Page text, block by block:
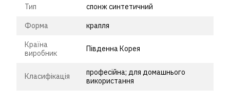
Тип спонж синтетичний
Форма крапля
Країна
виробник
Південна Корея
Класифікація
професійна; для домашнього
використання